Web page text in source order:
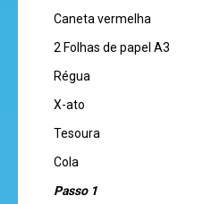
Caneta vermelha
2 Folhas de papel A3
Régua
X-ato
Tesoura
Cola
Passo 1